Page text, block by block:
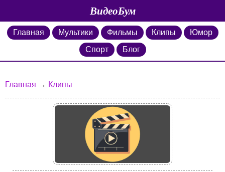
ВидеоБум
Главная Мультики Фильмы Клипы
Юмор
Спорт
Блог
Главная → Клипы